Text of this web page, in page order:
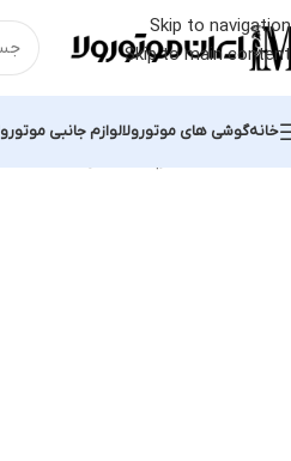
Skip to navigation
Skip to main content
خانهگوشی های موتورولالوازم جانبی